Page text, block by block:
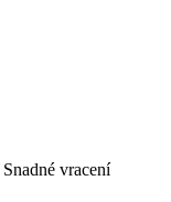
Snadné vracení